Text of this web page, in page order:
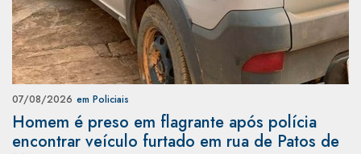
07/08/2026 em Policiais
Homem é preso em flagrante após polícia
encontrar veículo furtado em rua de Patos de